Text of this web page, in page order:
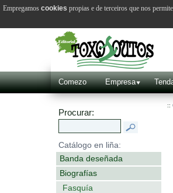
Comezo Empresa
Procurar:
Catálogo en liña:
Banda deseñada
Biografías
Fasquía
::
Empregamos cookies propias e de terceiros que nos